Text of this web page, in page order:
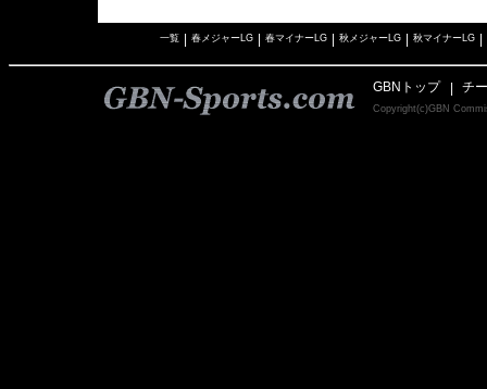
一覧 | 春メジャーLG | 春マイナーLG | 秋メジャーLG | 秋マイナーLG |
GBNトップ | チ
Copyright(c)GBN